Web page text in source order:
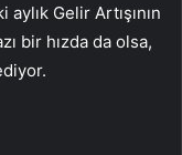
Gelir Artışının
bir hızda da olsa,